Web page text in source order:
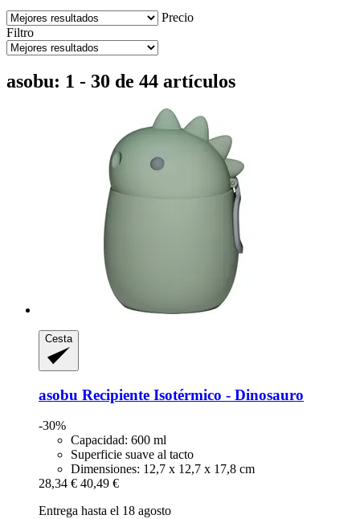
Precio
Filtro
asobu: 1 - 30 de 44 artículos
Cesta
asobu Recipiente Isotérmico -​ Dinosauro
-30%
Capacidad: 600 ml
Superficie suave al tacto
Dimensiones: 12,7 x 12,7 x 17,8 cm
28,34 € 40,49 €
Entrega hasta el 18 agosto